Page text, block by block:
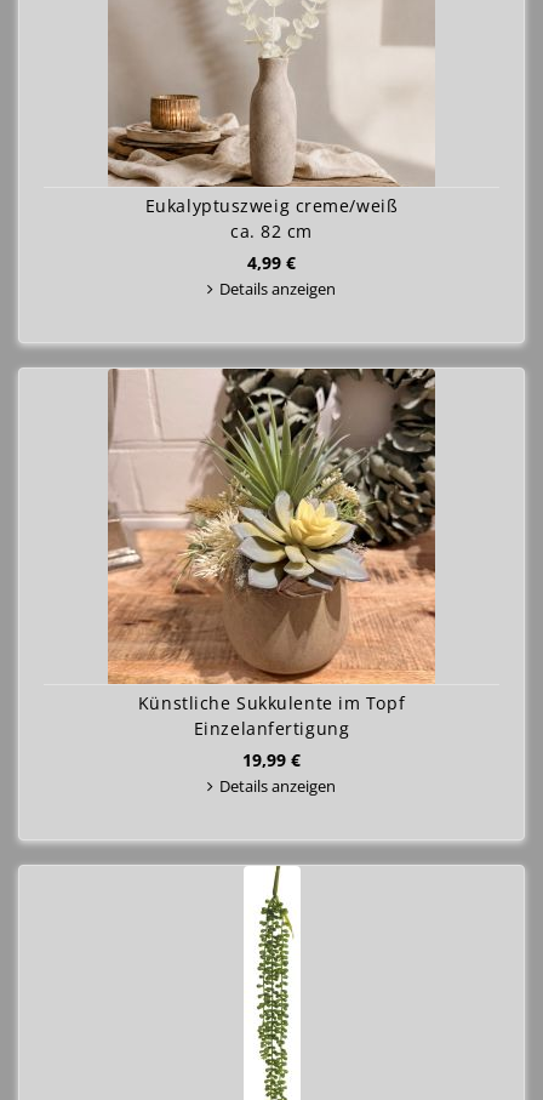
Eukalyptuszweig creme/weiß
ca. 82 cm
4,99 €
Details anzeigen
Künstliche Sukkulente im Topf
Einzelanfertigung
19,99 €
Details anzeigen